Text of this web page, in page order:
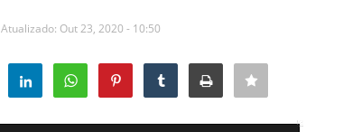
Atualizado: Out 23, 2020 - 10:50